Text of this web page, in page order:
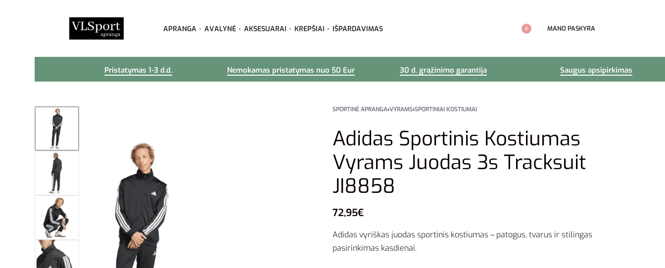
APRANGA AVALYNĖ AKSESUARAI KREPŠIAI IŠPARDAVIMAS 0 MANO PASKYRA
Pristatymas 1-3 d.d. Nemokamas pristatymas nuo 50 Eur 30 d. grąžinimo garantija Saugus apsipirkimas
SPORTINĖ APRANGA›VYRAMS›SPORTINIAI KOSTIUMAI
Adidas Sportinis Kostiumas
Vyrams Juodas 3s Tracksuit
JI8858
72,95€
Adidas vyriškas juodas sportinis kostiumas – patogus, tvarus ir stilingas
pasirinkimas kasdienai.